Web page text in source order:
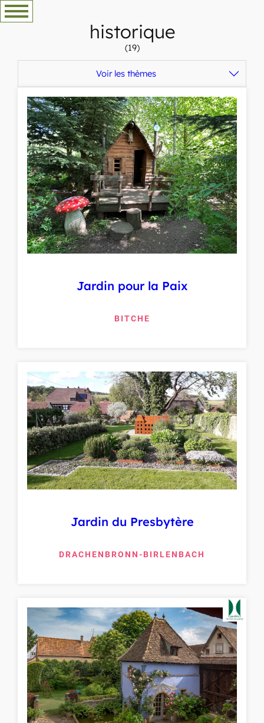
Aller
au
historique
(19)
Voir les thèmes
Jardin pour la Paix
BITCHE
Jardin du Presbytère
DRACHENBRONN-BIRLENBACH